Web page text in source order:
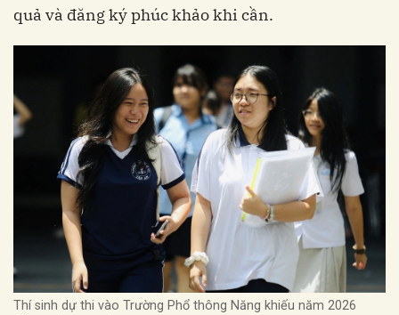
quả và đăng ký phúc khảo khi cần.
Thí sinh dự thi vào Trường Phổ thông Năng khiếu năm 2026